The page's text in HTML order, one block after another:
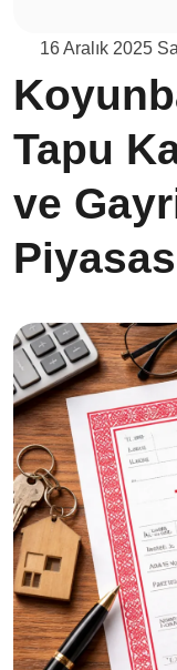
16 Aralık 2025
Tapu
ve